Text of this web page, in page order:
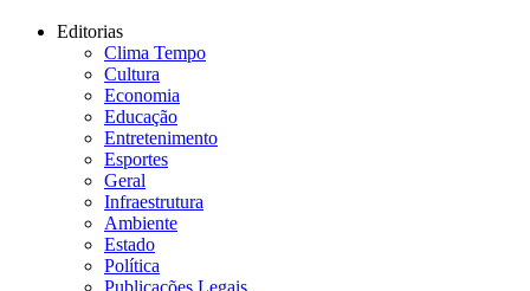
Editorias
Clima Tempo
Cultura
Economia
Educação
Entretenimento
Esportes
Geral
Infraestrutura
Ambiente
Estado
Política
Publicações Legais